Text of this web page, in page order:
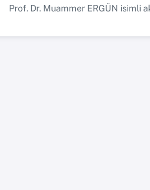
Prof. Dr. Muammer ERGÜN isimli